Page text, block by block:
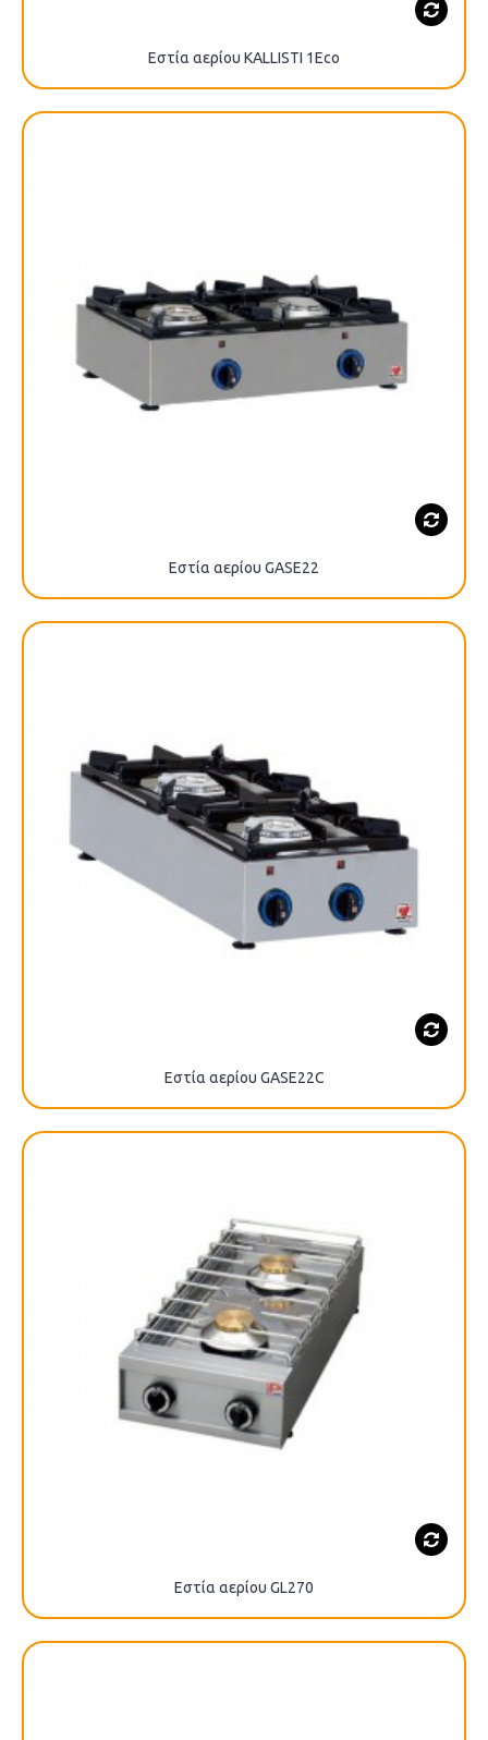
Εστία αερίου KALLISTI 1Eco
Εστία αερίου GASE22
Εστία αερίου GASE22C
Εστία αερίου GL270